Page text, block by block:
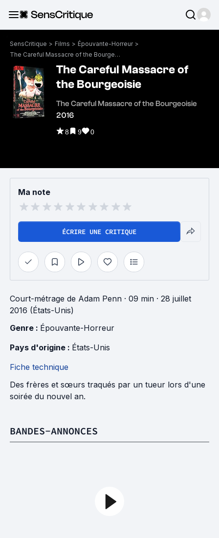
SensCritique > Films > Épouvante-Horreur >
The Careful Massacre of the Bourgeoisie
The Careful Massacre of
the Bourgeoisie
The Careful Massacre of the Bourgeoisie
2016
8 9 0
Ma note
ÉCRIRE UNE CRITIQUE
Court-métrage de Adam Penn · 09 min · 28 juillet
2016 (États-Unis)
Genre : Épouvante-Horreur
Pays d'origine : États-Unis
Fiche technique
Des frères et sœurs traqués par un tueur lors d'une
soirée du nouvel an.
BANDES-ANNONCES